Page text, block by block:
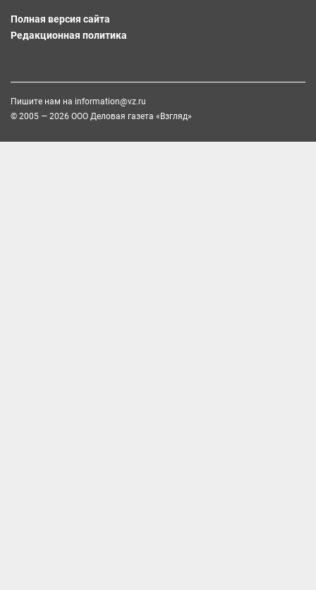
Полная версия сайта
Редакционная политика
Пишите нам на information@vz.ru
© 2005 — 2026 ООО Деловая газета «Взгляд»